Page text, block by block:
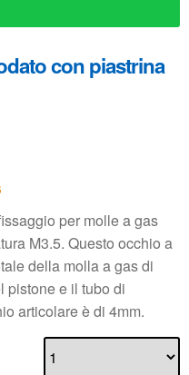
con piastrina
per molle a gas
M3.5. Questo occhio a
della molla a gas di
pistone e il tubo di
articolare è di 4mm.